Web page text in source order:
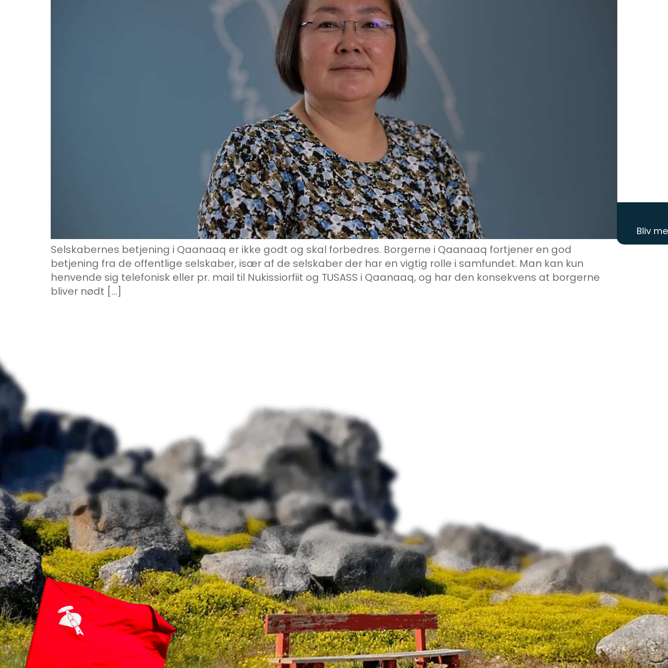
Bliv
Selskabernes betjening i Qaanaaq er ikke godt og skal forbedres. Borgerne i Qaanaaq fortjener en god
betjening fra de offentlige selskaber, især af de selskaber der har en vigtig rolle i samfundet. Man kan kun
henvende sig telefonisk eller pr. mail til Nukissiorfiit og TUSASS i Qaanaaq, og har den konsekvens at borgerne
bliver nødt […]